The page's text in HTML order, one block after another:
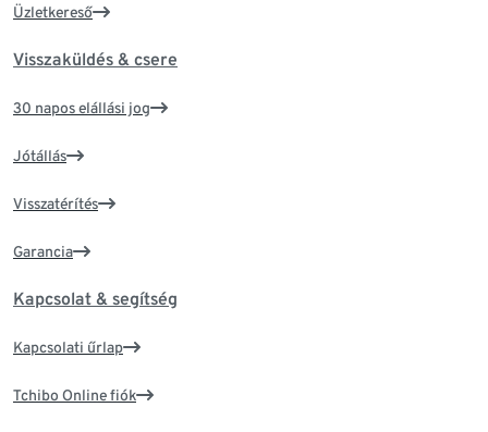
Üzletkereső
Visszaküldés & csere
30 napos elállási jog
Jótállás
Visszatérítés
Garancia
Kapcsolat & segítség
Kapcsolati űrlap
Tchibo Online fiók